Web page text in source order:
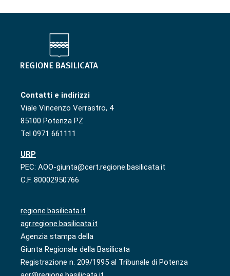
Contatti e indirizzi
Viale Vincenzo Verrastro, 4
85100 Potenza PZ
Tel 0971 661111
URP
PEC: AOO-giunta@cert.regione.basilicata.it
C.F. 80002950766
regione.basilicata.it
agr.regione.basilicata.it
Agenzia stampa della
Giunta Regionale della Basilicata
Registrazione n. 209/1995 al Tribunale di Potenza